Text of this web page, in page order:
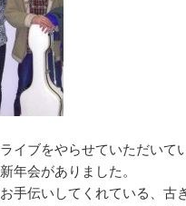
イブをやらせていただいて
年会がありました。
手伝いしてくれている、古